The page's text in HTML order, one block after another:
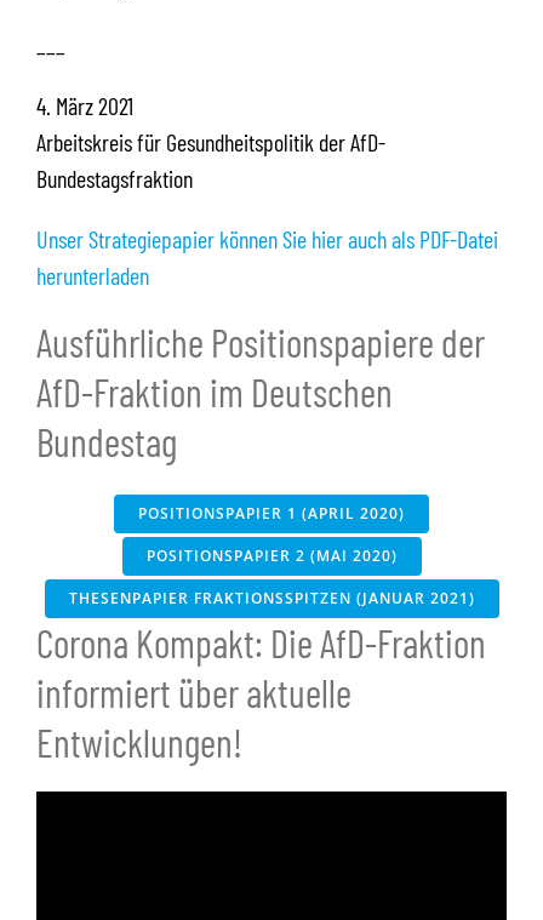
4. März 2021
Arbeitskreis für Gesundheitspolitik der AfD-
Bundestagsfraktion
Unser Strategiepapier können Sie hier auch als PDF-Datei
herunterladen
Ausführliche Positionspapiere der
AfD-Fraktion im Deutschen
Bundestag
POSITIONSPAPIER 1 (APRIL 2020)
POSITIONSPAPIER 2 (MAI 2020)
THESENPAPIER FRAKTIONSSPITZEN (JANUAR 2021)
Corona Kompakt: Die AfD-Fraktion
informiert über aktuelle
Entwicklungen!